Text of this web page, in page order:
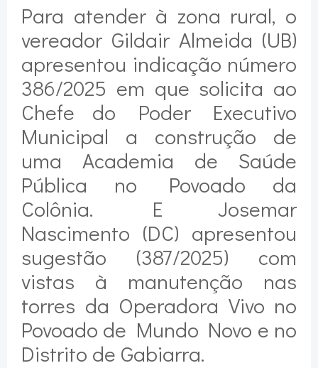
Para atender à zona rural, o
vereador Gildair Almeida (UB)
apresentou indicação número
386/2025 em que solicita ao
Chefe do Poder Executivo
Municipal a construção de
uma Academia de Saúde
Pública no Povoado da
Colônia. E Josemar
Nascimento (DC) apresentou
sugestão (387/2025) com
vistas à manutenção nas
torres da Operadora Vivo no
Povoado de Mundo Novo e no
Distrito de Gabiarra.